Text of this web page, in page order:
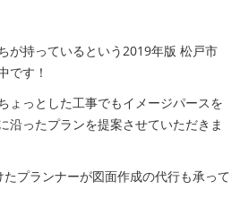
が持っているという2019年版 松戸市
です！
ょっとした工事でもイメージパースを
沿ったプランを提案させていただきま
たプランナーが図面作成の代行も承って